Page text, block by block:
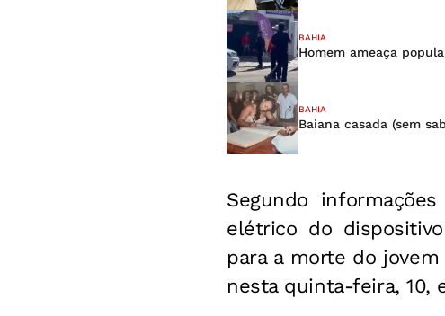
BAHIA
Homem ameaça
BAHIA
Baiana casada (sem
Segundo
elétrico do
para a morte do
nesta quinta-feira, 10,